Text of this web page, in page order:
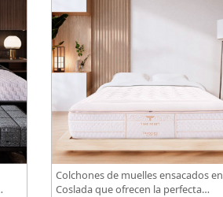
Colchones de muelles ensacados en
Coslada que ofrecen la perfecta